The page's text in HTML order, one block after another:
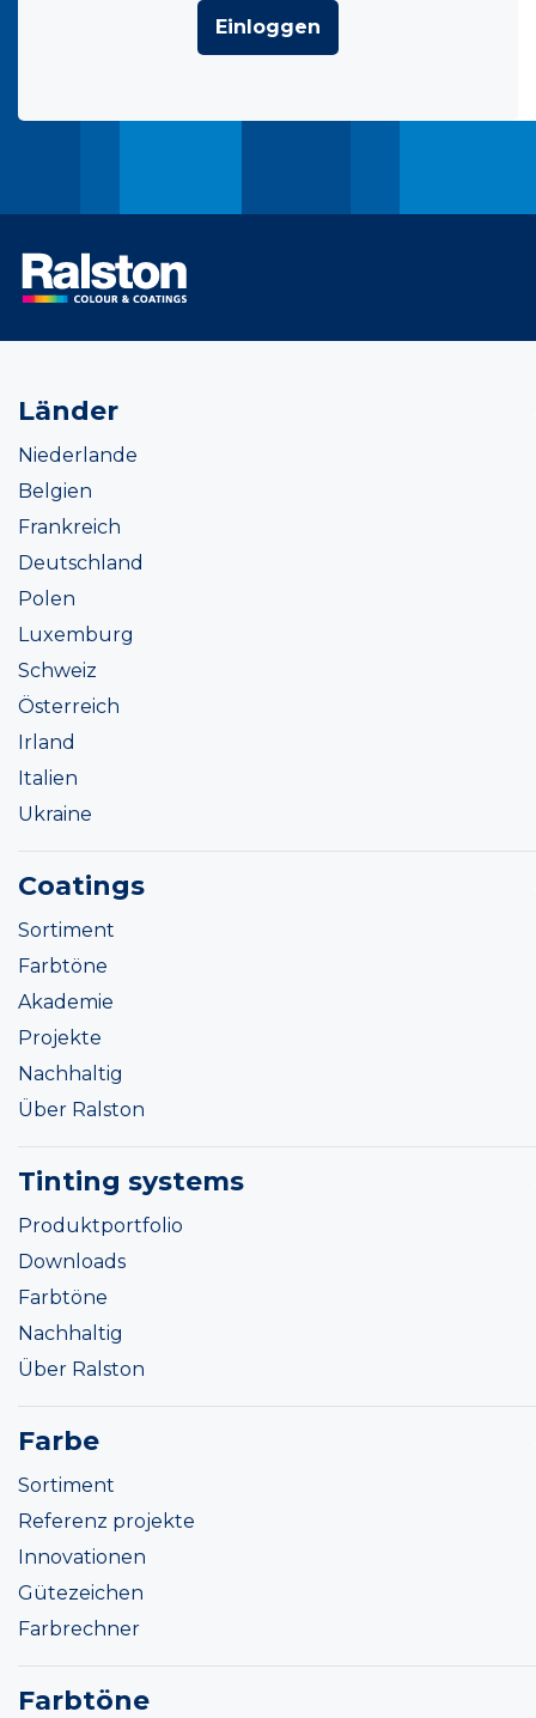
Einloggen
Länder
Niederlande
Belgien
Frankreich
Deutschland
Polen
Luxemburg
Schweiz
Österreich
Irland
Italien
Ukraine
Coatings
Sortiment
Farbtöne
Akademie
Projekte
Nachhaltig
Über Ralston
Tinting systems
Produktportfolio
Downloads
Farbtöne
Nachhaltig
Über Ralston
Farbe
Sortiment
Referenz projekte
Innovationen
Gütezeichen
Farbrechner
Farbtöne